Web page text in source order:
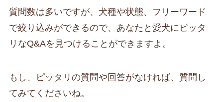
質問数は多いですが、犬種や状態、フリーワード
で絞り込みができるので、あなたと愛犬にピッタ
リなQ&Aを見つけることができますよ。
もし、ピッタリの質問や回答がなければ、質問し
てみてくださいね。